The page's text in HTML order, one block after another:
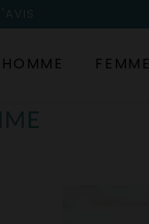
HOMME FEMME